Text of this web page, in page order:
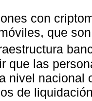
con
que
que las
nivel nacional
de